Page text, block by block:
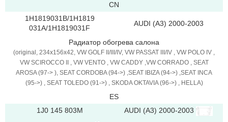
CN
1H1819031B/1H1819
031A/1H1819031F
AUDI (A3) 2000-2003
Радиатор обогрева салона
(original, 234x156x42, VW GOLF II/III/IV, VW PASSAT III/IV , VW POLO IV ,
VW SCIROCCO II , VW VENTO , VW CADDY ,VW CORRADO , SEAT
AROSA (97-> ), SEAT CORDOBA (94->) ,SEAT IBIZA (94->) ,SEAT INCA
(95->) , SEAT TOLEDO (91->) , SKODA OKTAVIA (96->) , HELLA)
ES
1J0 145 803M
AUDI (A3) 2000-2003